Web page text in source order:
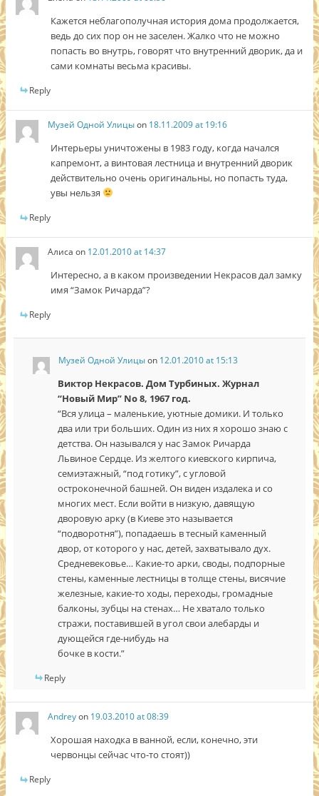
Кажется неблагополучная история дома продолжается,
ведь до сих пор он не заселен. Жалко что не можно
попасть во внутрь, говорят что внутренний дворик, да и
сами комнаты весьма красивы.
Reply
Музей Одной Улицыon 18.11.2009 at 19:16
Интерьеры уничтожены в 1983 году, когда начался
капремонт, а винтовая лестница и внутренний дворик
действительно очень оригинальны, но попасть туда,
увы нельзя
Reply
Алиса on 12.01.2010 at 14:37
Интересно, а в каком произведении Некрасов дал замку
имя “Замок Ричарда”?
Reply
Музей Одной Улицыon 12.01.2010 at 15:13
Виктор Некрасов. Дом Турбиных. Журнал
“Новый Мир” No 8, 1967 год.
“Вся улица – маленькие, уютные домики. И только
два или три больших. Один из них я хорошо знаю с
детства. Он назывался у нас Замок Ричарда
Львиное Сердце. Из желтого киевского кирпича,
семиэтажный, “под готику”, с угловой
остроконечной башней. Он виден издалека и со
многих мест. Если войти в низкую, давящую
дворовую арку (в Киеве это называется
“подворотня”), попадаешь в тесный каменный
двор, от которого у нас, детей, захватывало дух.
Средневековье… Какие-то арки, своды, подпорные
стены, каменные лестницы в толще стены, висячие
железные, какие-то ходы, переходы, громадные
балконы, зубцы на стенах… Не хватало только
стражи, поставившей в угол свои алебарды и
дующейся где-нибудь на
бочке в кости.”
Reply
Andreyon 19.03.2010 at 08:39
Хорошая находка в ванной, если, конечно, эти
червонцы сейчас что-то стоят))
Reply